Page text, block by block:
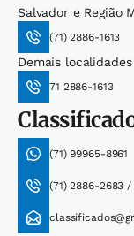
Salvador e Região
(71) 2886-1613
Demais localidades
71 2886-1613
(71) 99965-8961
(71) 2886-2683